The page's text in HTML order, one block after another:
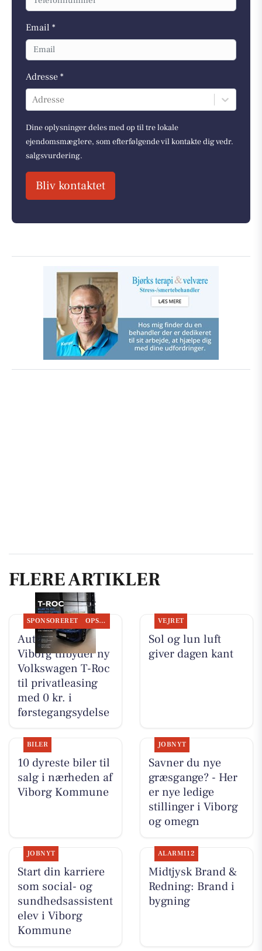
Email *
Adresse *
Adresse
Dine oplysninger deles med op til tre lokale
ejendomsmæglere, som efterfølgende vil kontakte dig vedr.
salgsvurdering.
Bliv kontaktet
FLERE ARTIKLER
SPONSORERET OPSLAGSTAVLEN
Autocentralen
Viborg tilbyder ny
Volkswagen T-Roc
til privatleasing
med 0 kr. i
førstegangsydelse
VEJRET
Sol og lun luft
giver dagen kant
BILER
10 dyreste biler til
salg i nærheden af
Viborg Kommune
JOBNYT
Savner du nye
græsgange? - Her
er nye ledige
stillinger i Viborg
og omegn
JOBNYT
Start din karriere
som social- og
sundhedsassistent
elev i Viborg
Kommune
ALARM112
Midtjysk Brand &
Redning: Brand i
bygning